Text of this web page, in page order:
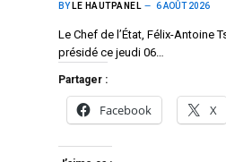
BY LE HAUTPANEL 6 AOÛT 2026
Le Chef de l’État, Félix-Antoine
présidé ce jeudi 06…
Partager :
Facebook X